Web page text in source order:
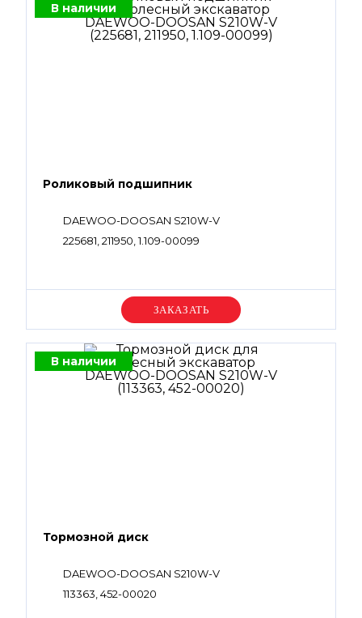
В наличии
Роликовый подшипник
DAEWOO-DOOSAN S210W-V
225681, 211950, 1.109-00099
Уточняйте цену
В наличии
Тормозной диск
DAEWOO-DOOSAN S210W-V
113363, 452-00020